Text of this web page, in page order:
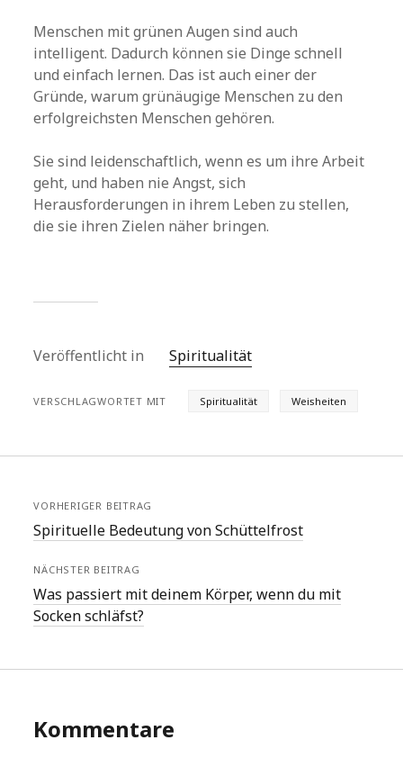
Menschen mit grünen Augen sind auch
intelligent. Dadurch können sie Dinge schnell
und einfach lernen. Das ist auch einer der
Gründe, warum grünäugige Menschen zu den
erfolgreichsten Menschen gehören.
Sie sind leidenschaftlich, wenn es um ihre Arbeit
geht, und haben nie Angst, sich
Herausforderungen in ihrem Leben zu stellen,
die sie ihren Zielen näher bringen.
Veröffentlicht in Spiritualität
VERSCHLAGWORTET MIT Spiritualität Weisheiten
VORHERIGER BEITRAG
Spirituelle Bedeutung von Schüttelfrost
NÄCHSTER BEITRAG
Was passiert mit deinem Körper, wenn du mit
Socken schläfst?
Kommentare